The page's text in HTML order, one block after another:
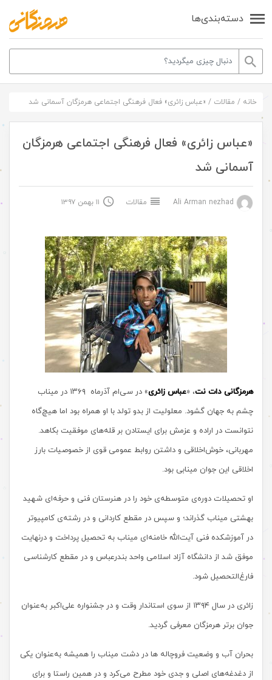
دسته‌بندی‌ها
خانه / مقالات / «عباس زائری» فعال فرهنگی اجتماعی هرمزگان آسمانی شد
«عباس زائری» فعال فرهنگی اجتماعی هرمزگان
آسمانی شد
مقالات ۱۱ بهمن ۱۳۹۷
هرمزگانی دات نت، «عباس زائری
» در سی‌ام آذرماه ۱۳۶۹ در میناب
چشم به جهان گشود. معلولیت از بدو تولد با او همراه بود اما هیچ‌گاه
نتوانست در اراده‌ و عزمش برای ایستادن بر قله‌های موفقیت بکاهد.
مهربانی، خوش‌اخلاقی و داشتن روابط عمومی قوی از خصوصیات بارز
اخلاقی این جوان مینابی بود.
او تحصیلات دوره‌ی متوسطه‌ی خود را در هنرستان فنی و حرفه‌ای شهید
بهشتی میناب گذراند؛ و سپس در مقطع کاردانی و در رشته‌ی کامپیوتر
در آموزشکده فنی آیت‌الله خامنه‌ای میناب به تحصیل پرداخت و درنهایت
موفق شد از دانشگاه آزاد اسلامی واحد بندرعباس و در مقطع کارشناسی
فارغ‌التحصیل شود.
زائری در سال ۱۳۹۴ از سوی استاندار وقت و در جشنواره علی‌اکبر به‌عنوان
جوان برتر هرمزگان معرفی گردید.
بحران آب و وضعیت فروچاله ها در دشت میناب را همیشه به‌عنوان یکی
از دغدغه‌های اصلی و جدی خود مطرح می‌کرد و در همین راستا و برای